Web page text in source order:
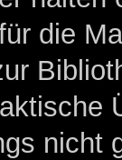
die
nicht